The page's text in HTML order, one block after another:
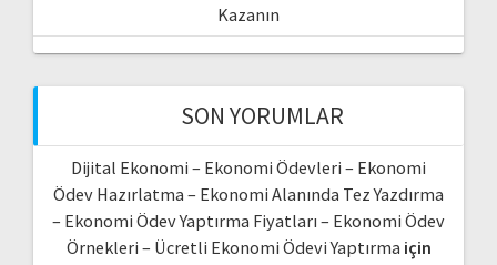
Kazanın
SON YORUMLAR
Dijital Ekonomi – Ekonomi Ödevleri – Ekonomi
Ödev Hazırlatma – Ekonomi Alanında Tez Yazdırma
– Ekonomi Ödev Yaptırma Fiyatları – Ekonomi Ödev
Örnekleri – Ücretli Ekonomi Ödevi Yaptırma için